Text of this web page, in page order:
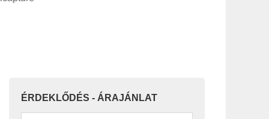
ÉRDEKLŐDÉS - ÁRAJÁNLAT